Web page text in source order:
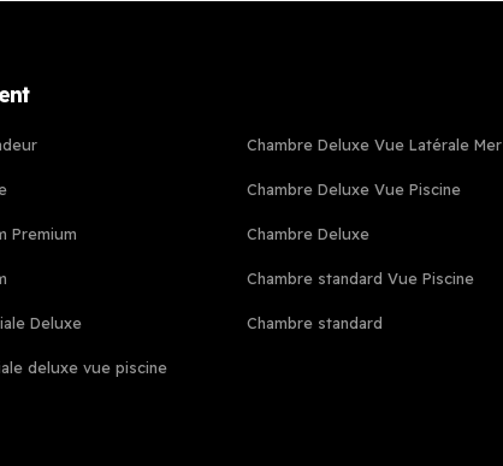
Premium
Deluxe
deluxe vue piscine
Chambre Deluxe Vue Latérale Mer
Chambre Deluxe Vue Piscine
Chambre Deluxe
Chambre standard Vue Piscine
Chambre standard